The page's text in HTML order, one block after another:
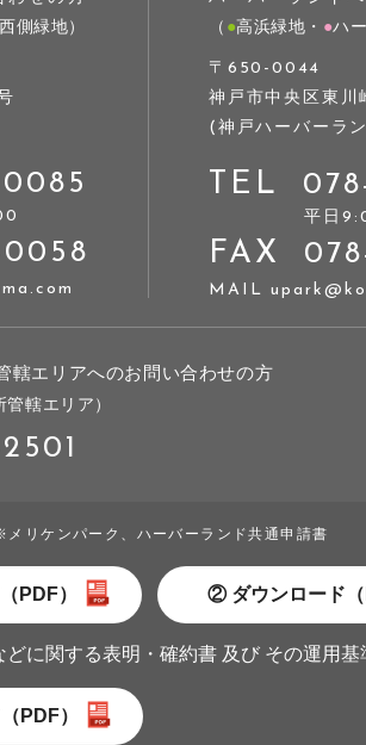
側緑地）
0058
（ ●高浜緑地・ ●ハ
〒650-0044
神戸市中央区東川
(神戸ハーバーラ
TEL
平⽇
FAX
MAIL
轄エリアへのお問い合わせの方
轄エリア）
メリケンパーク、ハーバーランド共通申請書
PDF） ② ダウンロード
に関する表明・確約書 及び その運用基
PDF）